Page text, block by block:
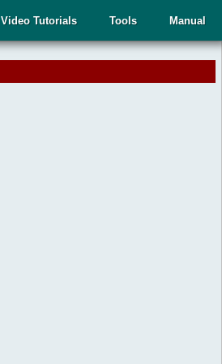
Manual
Tools
Video Tutorials